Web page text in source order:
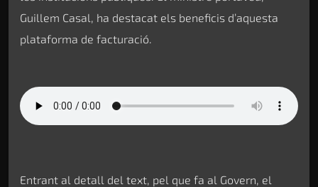
Guillem Casal, ha destacat els beneficis d’aquesta
plataforma de facturació.
Entrant al detall del text, pel que fa al Govern, el